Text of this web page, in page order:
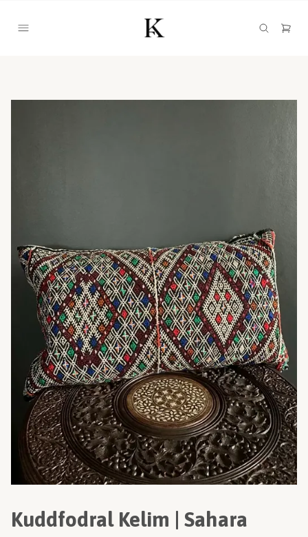
Kuddfodral Kelim | Sahara